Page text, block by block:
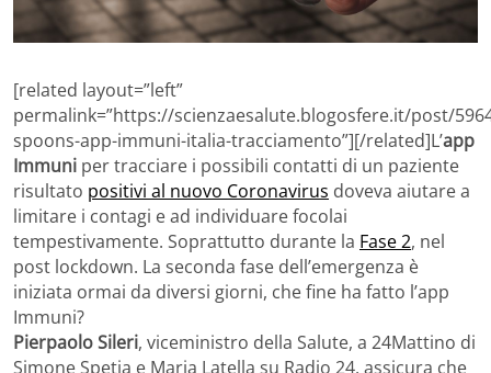
[related layout=”left”
permalink=”https://scienzaesalute.blogosfere.it/post/
spoons-app-immuni-italia-tracciamento”][/related]L’app
Immuni per tracciare i possibili contatti di un paziente
risultato positivi al nuovo Coronavirus doveva aiutare a
limitare i contagi e ad individuare focolai
tempestivamente. Soprattutto durante la Fase 2, nel
post lockdown. La seconda fase dell’emergenza è
iniziata ormai da diversi giorni, che fine ha fatto l’app
Immuni?
Pierpaolo Sileri, viceministro della Salute, a 24Mattino di
Simone Spetia e Maria Latella su Radio 24, assicura che